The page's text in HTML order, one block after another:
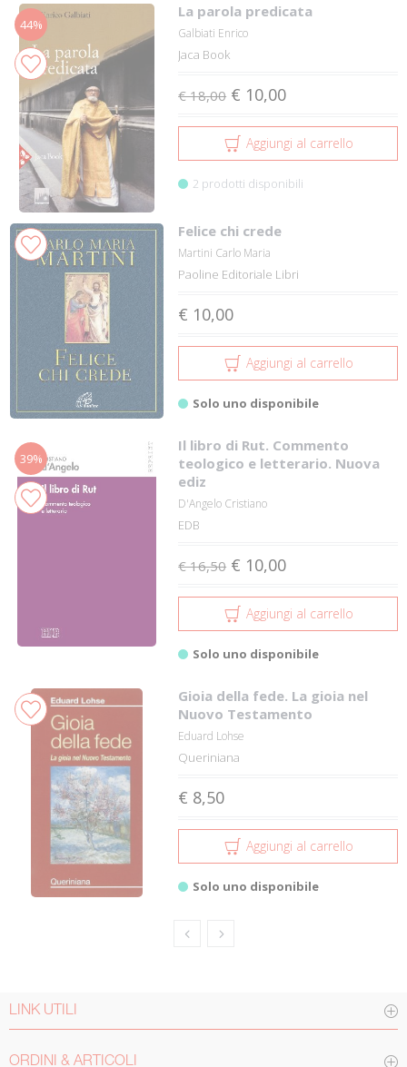
44%
La parola predicata
Galbiati Enrico
Jaca Book
€ 18,00 € 10,00
Aggiungi al carrello
2 prodotti disponibili
Felice chi crede
Martini Carlo Maria
Paoline Editoriale Libri
€ 10,00
Aggiungi al carrello
Solo uno disponibile
39%
Il libro di Rut. Commento
teologico e letterario. Nuova
ediz
D'Angelo Cristiano
EDB
€ 16,50 € 10,00
Aggiungi al carrello
Solo uno disponibile
Gioia della fede. La gioia nel
Nuovo Testamento
Eduard Lohse
Queriniana
€ 8,50
Aggiungi al carrello
Solo uno disponibile
LINK UTILI
ORDINI & ARTICOLI